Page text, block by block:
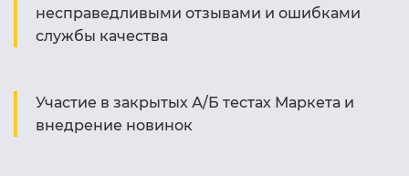
несправедливыми отзывами и ошибками
службы качества
Участие в закрытых А/Б тестах Маркета и
внедрение новинок